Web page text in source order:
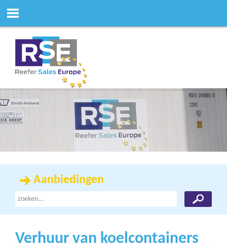
Aanbiedingen
Verhuur van koelcontainers